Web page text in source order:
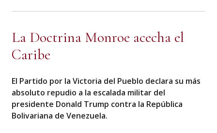
La Doctrina Monroe acecha el
Caribe
El Partido por la Victoria del Pueblo declara su más
absoluto repudio a la escalada militar del
presidente Donald Trump contra la República
Bolivariana de Venezuela.